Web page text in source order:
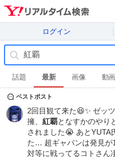
ログイン
話題 最新 画像 動画
ベストポスト
2回目観て来た😆✨ ゼッ
擁、 紅覇となすかのやり
されました😭 あとYUTA
た… 超ギャバンは発見
対等に戦ってるコトさん